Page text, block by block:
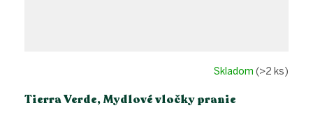
Tierra Verde, Mydlové vločky pranie
Skladom (>2 ks)